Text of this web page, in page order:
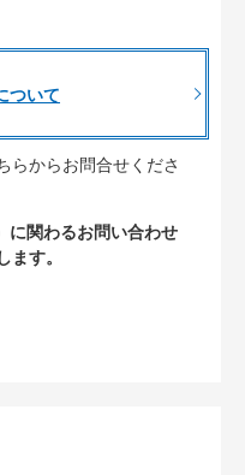
ついて
らからお問合せくださ
に関わるお問い合わせ
ます。